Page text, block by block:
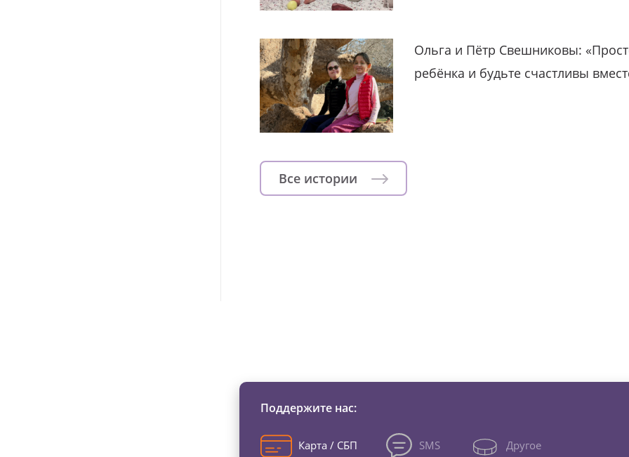
Ольга и Пётр Свешниковы:
ребёнка и будьте счастливы
Все истории
Поддержите нас:
Карта / СБП SMS Другое